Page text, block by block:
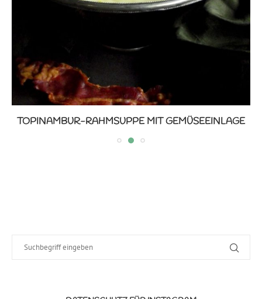
TOPINAMBUR-RAHMSUPPE MIT GEMÜSEEINLAGE